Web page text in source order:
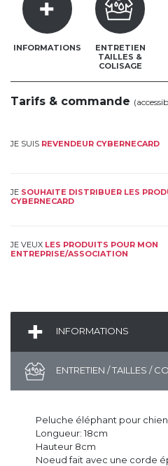
INFORMATIONS
ENTRETIEN
TAILLES &
COLISAGE
Tarifs & commande
JE SUIS REVENDEUR CYBERNECARD
JE SOUHAITE DISTRIBUER LES
CYBERNECARD
JE VEUX LES PRODUITS POUR MON
ENTREPRISE/ASSOCIATION
INFORMATIONS
ENTRETIEN / TAILLES /
Peluche éléphant pour
Longueur: 18cm
Hauteur 8cm
Noeud fait avec une corde